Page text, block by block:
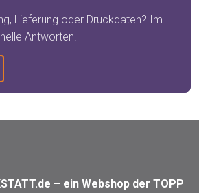
Lieferung oder Druckdaten? Im
Antworten.
– ein Webshop der TOPP